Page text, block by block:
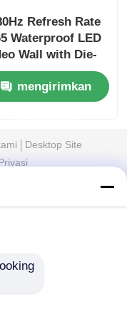
Refresh Rate
Waterproof LED
Wall with Die-
Aluminium
untuk Acara
mengirimkan
Desktop Site
Guide